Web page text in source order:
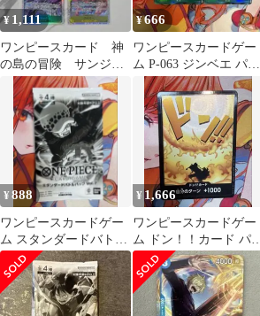
¥ 1,111
ワンピースカード 神
の島の冒険 サンジ
【Rパラレル】オマケ
SR2枚付
¥666
ワンピースカードゲー
ム P-063 ジンベエ パラ
レル 2枚セット
¥888
ワンピースカードゲー
ム スタンダードバトル
パックVol.7 未開封品
¥1,666
ワンピースカードゲー
ム ドン！！カード パラ
レル エース